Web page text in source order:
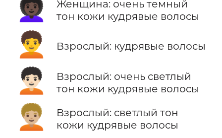
👩🏿‍🦱
Женщина: очень темный
тон кожи кудрявые волосы
🧑‍🦱 Взрослый: кудрявые волосы
🧑🏻‍🦱
Взрослый: очень светлый
тон кожи кудрявые волосы
🧑🏼‍🦱
Взрослый: светлый тон
кожи кудрявые волосы